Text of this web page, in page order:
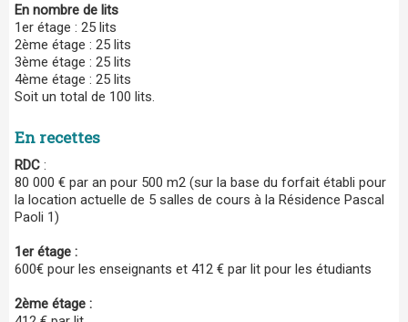
En nombre de lits
1er étage : 25 lits
2ème étage : 25 lits
3ème étage : 25 lits
4ème étage : 25 lits
Soit un total de 100 lits.
En recettes
RDC :
80 000 € par an pour 500 m2 (sur la base du forfait établi pour
la location actuelle de 5 salles de cours à la Résidence Pascal
Paoli 1)
1er étage :
600€ pour les enseignants et 412 € par lit pour les étudiants
2ème étage :